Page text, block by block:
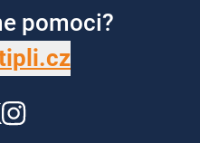
pomoci?